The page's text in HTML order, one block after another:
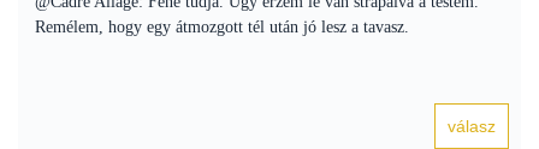
Remélem, hogy egy átmozgott tél után jó lesz a tavasz.